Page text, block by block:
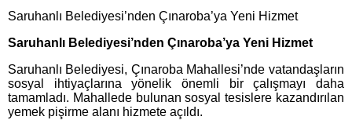
Saruhanlı Belediyesi’nden Çınaroba’ya Yeni Hizmet
Saruhanlı Belediyesi’nden Çınaroba’ya Yeni Hizmet
Saruhanlı Belediyesi, Çınaroba Mahallesi’nde vatandaşların
sosyal ihtiyaçlarına yönelik önemli bir çalışmayı daha
tamamladı. Mahallede bulunan sosyal tesislere kazandırılan
yemek pişirme alanı hizmete açıldı.